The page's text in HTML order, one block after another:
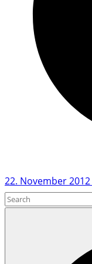
22. November 2012